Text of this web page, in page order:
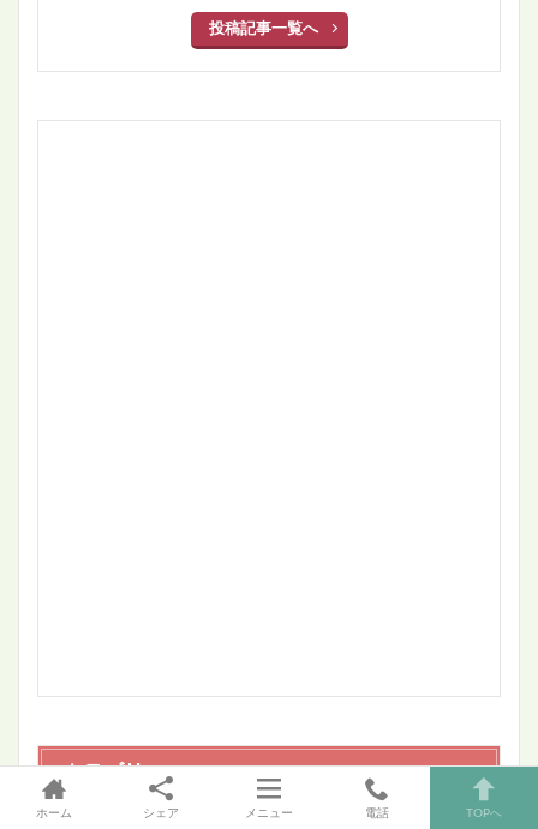
投稿記事一覧へ
カテゴリー
ホーム シェア メニュー 電話 TOPへ